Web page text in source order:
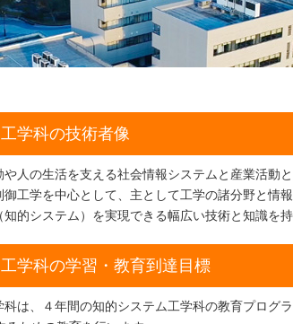
学科の技術者像
人の生活を支える社会情報システムと産業活動
工学を中心として、主として工学の諸分野と情
的システム）を実現できる幅広い技術と知識を
学科の学習・教育到達目標
科は、４年間の知的システム工学科の教育プログ